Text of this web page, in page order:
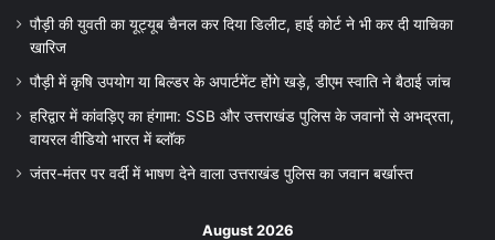
पौड़ी की युवती का यूट्यूब चैनल कर दिया डिलीट, हाई कोर्ट ने भी कर दी याचिका
खारिज
पौड़ी में कृषि उपयोग या बिल्डर के अपार्टमेंट होंगे खड़े, डीएम स्वाति ने बैठाई जांच
हरिद्वार में कांवड़िए का हंगामा: SSB और उत्तराखंड पुलिस के जवानों से अभद्रता,
वायरल वीडियो भारत में ब्लॉक
जंतर-मंतर पर वर्दी में भाषण देने वाला उत्तराखंड पुलिस का जवान बर्खास्त
August 2026